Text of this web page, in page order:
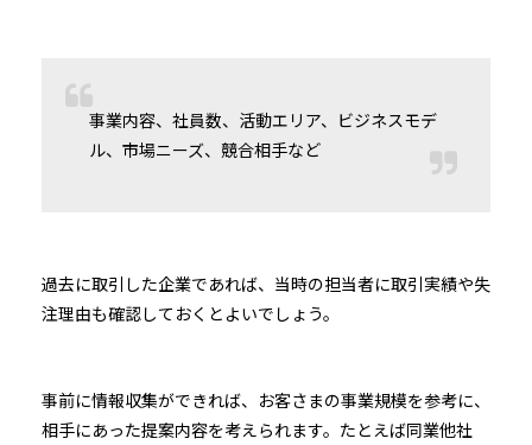
事業内容、社員数、活動エリア、ビジネスモデ
ル、市場ニーズ、競合相手など
過去に取引した企業であれば、当時の担当者に取引実績や失
注理由も確認しておくとよいでしょう。
事前に情報収集ができれば、お客さまの事業規模を参考に、
相手にあった提案内容を考えられます。たとえば同業他社